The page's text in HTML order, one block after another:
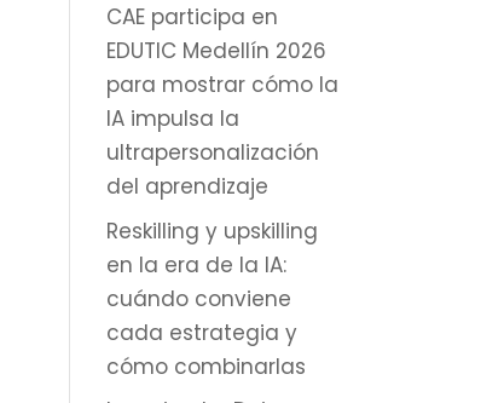
CAE participa en
EDUTIC Medellín 2026
para mostrar cómo la
IA impulsa la
ultrapersonalización
del aprendizaje
Reskilling y upskilling
en la era de la IA:
cuándo conviene
cada estrategia y
cómo combinarlas